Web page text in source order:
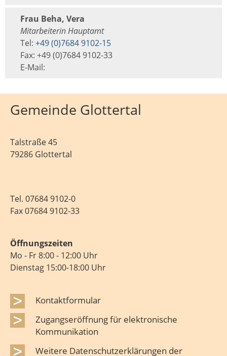
Frau Beha, Vera
Mitarbeiterin Hauptamt
Tel: +49 (0)7684 9102-15
Fax: +49 (0)7684 9102-33
E-Mail:
Gemeinde Glottertal
Talstraße 45
79286 Glottertal
Tel. 07684 9102-0
Fax 07684 9102-33
Öffnungszeiten
Mo - Fr 8:00 - 12:00 Uhr
Dienstag 15:00-18:00 Uhr
Kontaktformular
Zugangseröffnung für elektronische
Kommunikation
Weitere Datenschutzerklärungen der